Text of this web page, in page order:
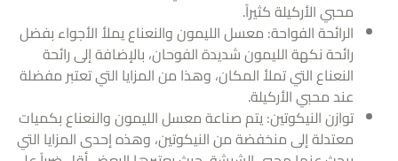
محبي الأركيلة كثيراً.
الرائحة الفواحة: معسل الليمون والنعناع يملأ الأجواء بفضل
رائحة نكهة الليمون شديدة الفوحان، بالإضافة إلى رائحة
النعناع التي تملأ المكان، وهذا من المزايا التي تعتبر مفضلة
عند محبي الأركيلة.
توازن النيكوتين: يتم صناعة معسل الليمون والنعناع بكميات
معتدلة إلى منخفضة من النيكوتين، وهذه إحدى المزايا التي